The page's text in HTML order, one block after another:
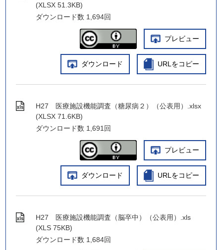
(XLSX 51.3KB)
ダウンロード数 1,694回
プレビュー
ダウンロード URLをコピー
H27 医療施設機能調査（糖尿病２）（公表用）.xlsx
(XLSX 71.6KB)
ダウンロード数 1,691回
プレビュー
ダウンロード URLをコピー
H27 医療施設機能調査（脳卒中）（公表用）.xls
(XLS 75KB)
ダウンロード数 1,684回